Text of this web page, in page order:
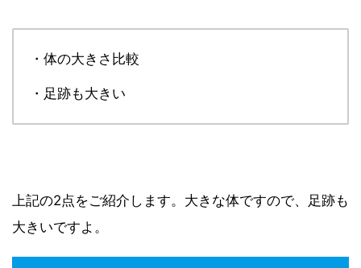
・体の大きさ比較
・足跡も大きい
上記の2点をご紹介します。大きな体ですので、足跡も
大きいですよ。